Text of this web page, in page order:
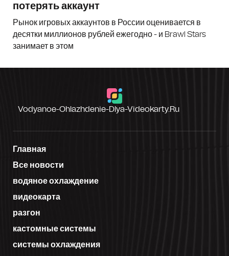
потерять аккаунт
Рынок игровых аккаунтов в России оценивается в
десятки миллионов рублей ежегодно - и Brawl Stars
занимает в этом
Vodyanoe-Ohlazhdenie-Dlya-Videokarty.ru
Главная
Все новости
водяное охлаждение
видеокарта
разгон
кастомные системы
системы охлаждения